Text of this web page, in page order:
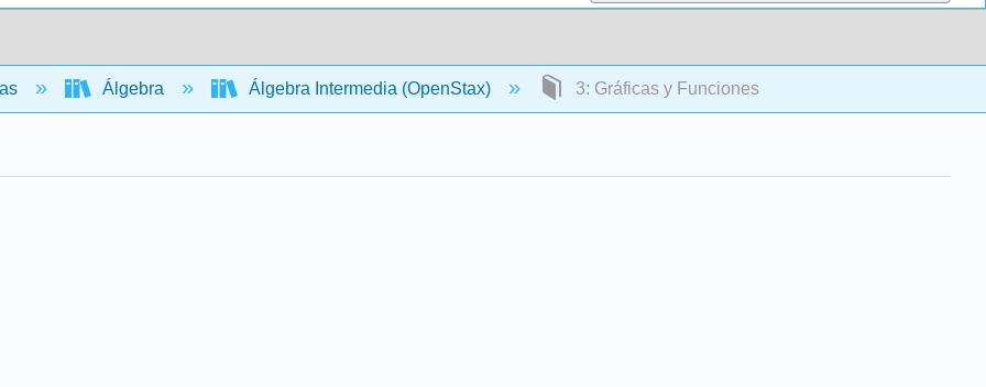
Álgebra Álgebra Intermedia (OpenStax) 3: Gráficas y Funciones